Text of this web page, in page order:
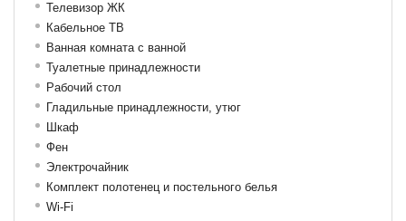
Телевизор ЖК
Кабельное ТВ
Ванная комната с ванной
Туалетные принадлежности
Рабочий стол
Гладильные принадлежности, утюг
Шкаф
Фен
Электрочайник
Комплект полотенец и постельного белья
Wi-Fi